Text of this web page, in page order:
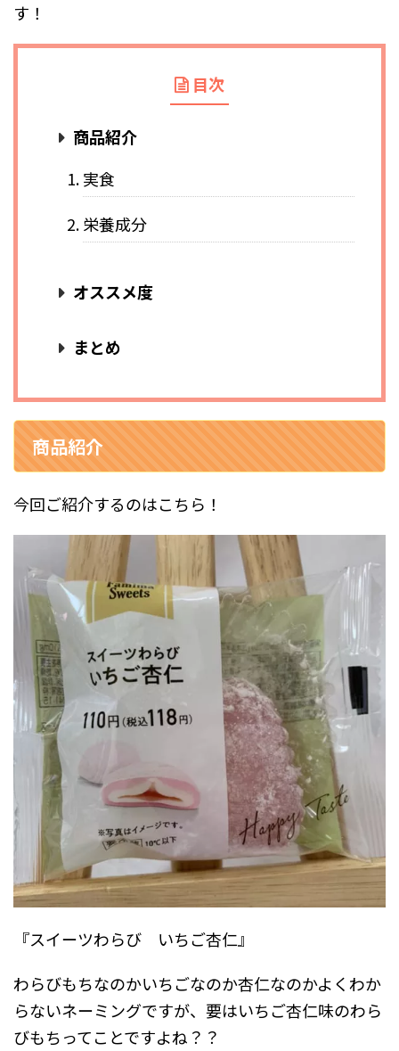
す！
目次
商品紹介
実食
栄養成分
オススメ度
まとめ
商品紹介
今回ご紹介するのはこちら！
『スイーツわらび いちご杏仁』
わらびもちなのかいちごなのか杏仁なのかよくわか
らないネーミングですが、要はいちご杏仁味のわら
びもちってことですよね？？